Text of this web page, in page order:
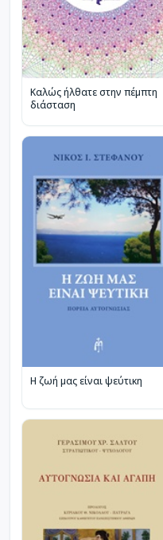
Καλώς ήλθατε στην πέμπτη
διάσταση
Η ζωή μας είναι ψεύτικη